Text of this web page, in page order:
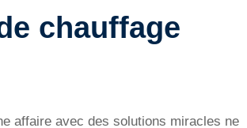
chauffage
affaire avec des solutions miracles ne